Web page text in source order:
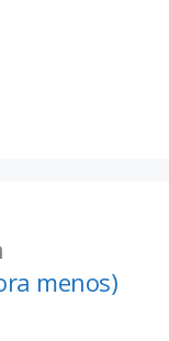
menos)